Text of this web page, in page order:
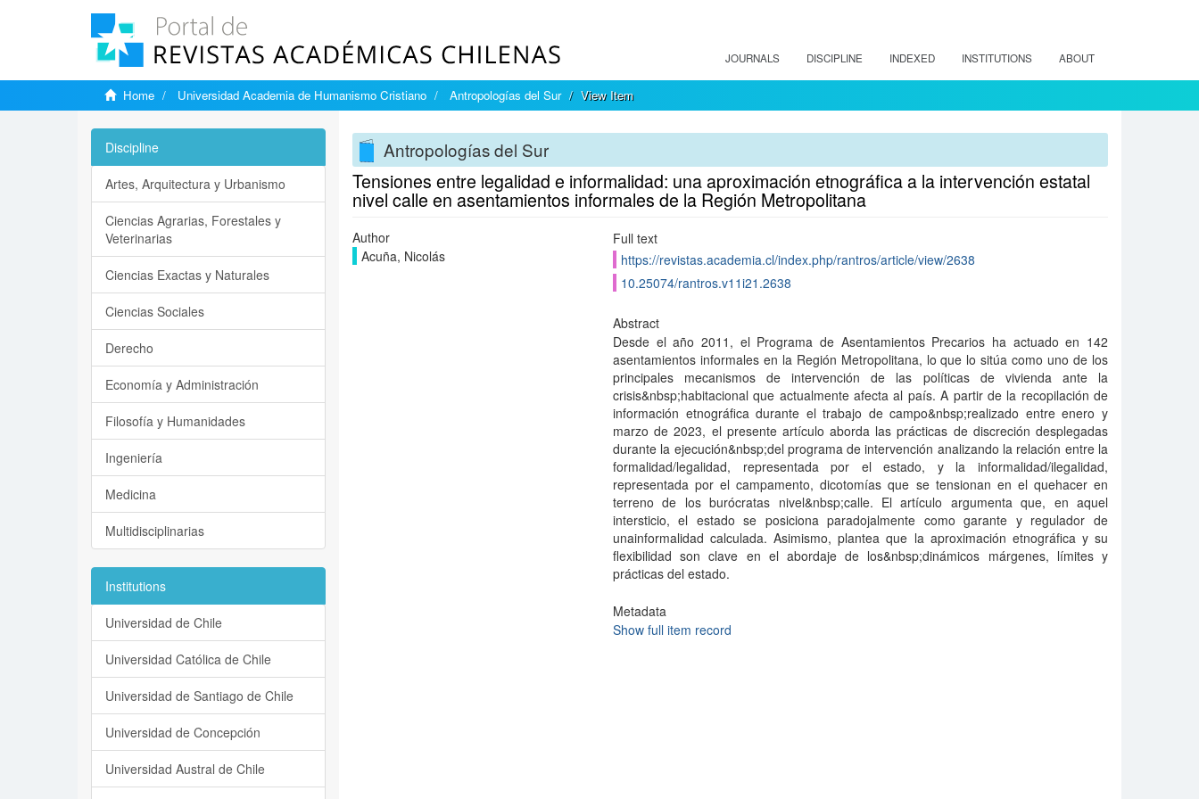
JOURNALS DISCIPLINE INDEXED INSTITUTIONS ABOUT
Home Universidad Academia de Humanismo Cristiano Antropologías del Sur View Item
Antropologías del Sur
Tensiones entre legalidad e informalidad: una aproximación etnográfica a la intervención estatal
nivel calle en asentamientos informales de la Región Metropolitana
Author
Acuña, Nicolás
Full text
https://revistas.academia.cl/index.php/rantros/article/view/2638
10.25074/rantros.v11i21.2638
Abstract
Desde el año 2011, el Programa de Asentamientos Precarios ha actuado en 142
asentamientos informales en la Región Metropolitana, lo que lo sitúa como uno de los
principales mecanismos de intervención de las políticas de vivienda ante la
crisis&nbsp;habitacional que actualmente afecta al país. A partir de la recopilación de
información etnográfica durante el trabajo de campo&nbsp;realizado entre enero y
marzo de 2023, el presente artículo aborda las prácticas de discreción desplegadas
durante la ejecución&nbsp;del programa de intervención analizando la relación entre la
formalidad/legalidad, representada por el estado, y la informalidad/ilegalidad,
representada por el campamento, dicotomías que se tensionan en el quehacer en
terreno de los burócratas nivel&nbsp;calle. El artículo argumenta que, en aquel
intersticio, el estado se posiciona paradojalmente como garante y regulador de
unainformalidad calculada. Asimismo, plantea que la aproximación etnográfica y su
flexibilidad son clave en el abordaje de los&nbsp;dinámicos márgenes, límites y
prácticas del estado.
Metadata
Show full item record
Discipline
Artes, Arquitectura y Urbanismo
Ciencias Agrarias, Forestales y
Veterinarias
Ciencias Exactas y Naturales
Ciencias Sociales
Derecho
Economía y Administración
Filosofía y Humanidades
Ingeniería
Medicina
Multidisciplinarias
Institutions
Universidad de Chile
Universidad Católica de Chile
Universidad de Santiago de Chile
Universidad de Concepción
Universidad Austral de Chile